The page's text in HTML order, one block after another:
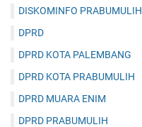
DISKOMINFO PRABUMULIH
DPRD
DPRD KOTA PALEMBANG
DPRD KOTA PRABUMULIH
DPRD MUARA ENIM
DPRD PRABUMULIH